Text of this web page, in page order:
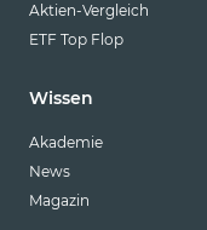
Aktien-Vergleich
ETF Top Flop
Wissen
Akademie
News
Magazin